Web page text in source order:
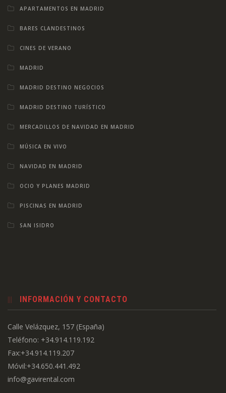
APARTAMENTOS EN MADRID
BARES CLANDESTINOS
CINES DE VERANO
MADRID
MADRID DESTINO NEGOCIOS
MADRID DESTINO TURÍSTICO
MERCADILLOS DE NAVIDAD EN MADRID
MÚSICA EN VIVO
NAVIDAD EN MADRID
OCIO Y PLANES MADRID
PISCINAS EN MADRID
SAN ISIDRO
INFORMACIÓN Y CONTACTO
Calle Velázquez, 157 (España)
Teléfono: +34.914.119.192
Fax:+34.914.119.207
Móvil:+34.650.441.492
info@gavirental.com